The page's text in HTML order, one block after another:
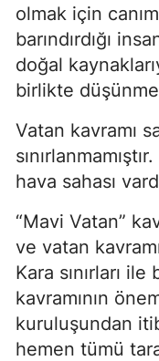
olmak için
barındırdığı
doğal
birlikte
Vatan kavramı
hava sahası
“Mavi Vatan”
ve vatan
Kara sınırları
kavramının
kuruluşundan
hemen tümü